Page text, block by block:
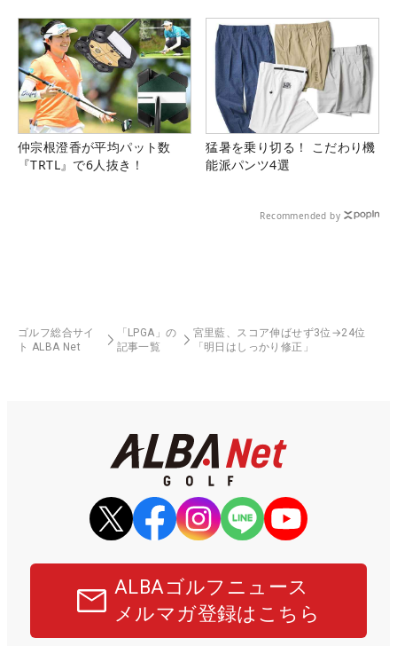
仲宗根澄香が平均パット数
『TRTL』で6人抜き！
猛暑を乗り切る！ こだわり機
能派パンツ4選
Recommended by
ゴルフ総合サイ
ト ALBA Net
「LPGA」の
記事一覧
宮里藍、スコア伸ばせず3位→24位
「明日はしっかり修正」
ALBAゴルフニュース
メルマガ登録はこちら